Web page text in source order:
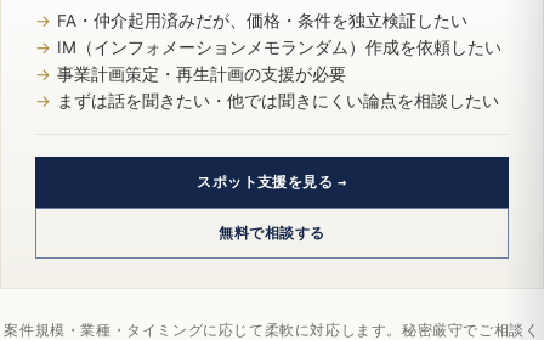
FA・仲介起用済みだが、価格・条件を独立検証したい
IM（インフォメーションメモランダム）作成を依頼したい
事業計画策定・再生計画の支援が必要
まずは話を聞きたい・他では聞きにくい論点を相談したい
スポット支援を見る
無料で相談する
案件規模・業種・タイミングに応じて柔軟に対応します。秘密厳守でご相談く